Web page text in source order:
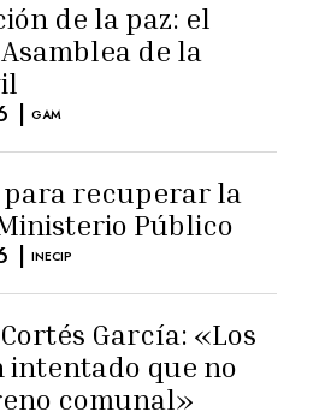
de la paz: el
de la
| GAM
para recuperar la
Público
| INECIP
García: «Los
intentado que no
comunal»